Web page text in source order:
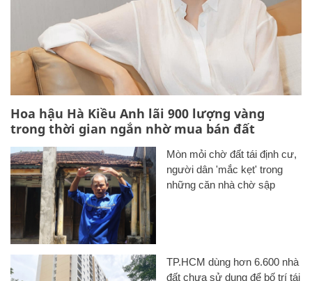
Hoa hậu Hà Kiều Anh lãi 900 lượng vàng
trong thời gian ngắn nhờ mua bán đất
Mòn mỏi chờ đất tái định cư,
người dân 'mắc kẹt' trong
những căn nhà chờ sập
TP.HCM dùng hơn 6.600 nhà
đất chưa sử dụng để bố trí tái